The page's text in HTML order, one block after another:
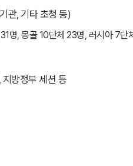
관, 기타 초청 등)
명, 몽골 10단체 23명, 러시아 7단
방정부 세션 등